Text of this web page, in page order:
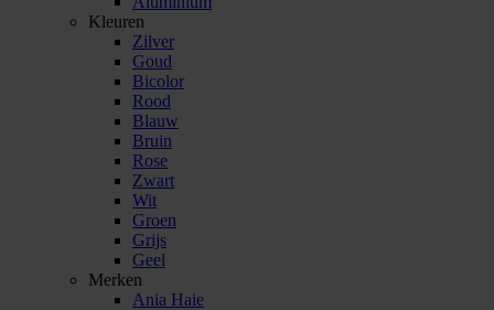
Kleuren
Zilver
Goud
Bicolor
Rood
Blauw
Bruin
Rose
Zwart
Wit
Groen
Grijs
Geel
Merken
Ania Haie